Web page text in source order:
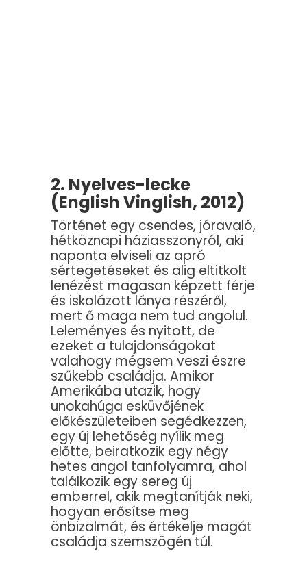
2. Nyelves-lecke
(English Vinglish, 2012)
Történet egy csendes, jóravaló,
hétköznapi háziasszonyról, aki
naponta elviseli az apró
sértegetéseket és alig eltitkolt
lenézést magasan képzett férje
és iskolázott lánya részéről,
mert ő maga nem tud angolul.
Leleményes és nyitott, de
ezeket a tulajdonságokat
valahogy mégsem veszi észre
szűkebb családja. Amikor
Amerikába utazik, hogy
unokahúga esküvőjének
előkészületeiben segédkezzen,
egy új lehetőség nyílik meg
előtte, beiratkozik egy négy
hetes angol tanfolyamra, ahol
találkozik egy sereg új
emberrel, akik megtanítják neki,
hogyan erősítse meg
önbizalmát, és értékelje magát
családja szemszögén túl.